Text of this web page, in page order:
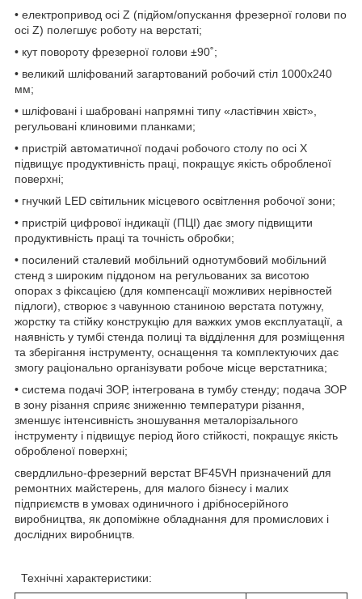
• електропривод осі Z (підйом/опускання фрезерної голови по
осі Z) полегшує роботу на верстаті;
• кут повороту фрезерної голови ±90˚;
• великий шліфований загартований робочий стіл 1000x240
мм;
• шліфовані і шабровані напрямні типу «ластівчин хвіст»,
регульовані клиновими планками;
• пристрій автоматичної подачі робочого столу по осі X
підвищує продуктивність праці, покращує якість обробленої
поверхні;
• гнучкий LED світильник місцевого освітлення робочої зони;
• пристрій цифрової індикації (ПЦІ) дає змогу підвищити
продуктивність праці та точність обробки;
• посилений сталевий мобільний однотумбовий мобільний
стенд з широким піддоном на регульованих за висотою
опорах з фіксацією (для компенсації можливих нерівностей
підлоги), створює з чавунною станиною верстата потужну,
жорстку та стійку конструкцію для важких умов експлуатації, а
наявність у тумбі стенда полиці та відділення для розміщення
та зберігання інструменту, оснащення та комплектуючих дає
змогу раціонально організувати робоче місце верстатника;
• система подачі ЗОР, інтегрована в тумбу стенду; подача ЗОР
в зону різання сприяє зниженню температури різання,
зменшує інтенсивність зношування металорізального
інструменту і підвищує період його стійкості, покращує якість
обробленої поверхні;
свердлильно-фрезерний верстат BF45VH призначений для
ремонтних майстерень, для малого бізнесу і малих
підприємств в умовах одиничного і дрібносерійного
виробництва, як допоміжне обладнання для промислових і
дослідних виробництв.
Технічні характеристики: